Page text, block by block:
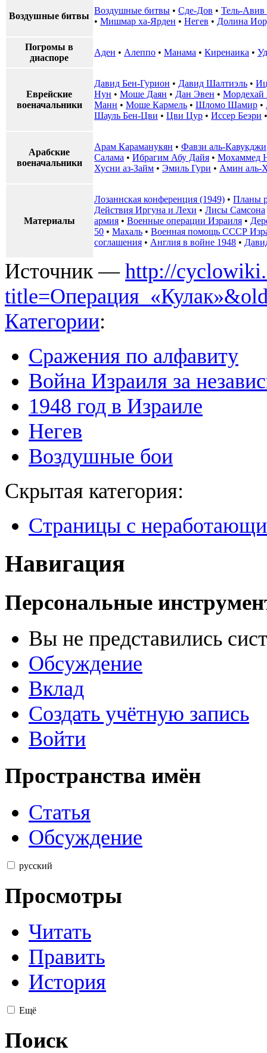
Воздушные битвы
Воздушные битвы • Сде-Дов • Тель-Авив
• Мишмар ха-Ярден • Негев • Долина
Погромы в
диаспоре
Аден • Алеппо • Манама • Киренаика •
Еврейские
военачальники
Давид Бен-Гурион • Давид Шалтиэль •
Нун • Моше Даян • Дан Эвен • Мордехай
Манн • Моше Кармель • Шломо Шамир •
Шауль Бен-Цви • Цви Цур • Иссер Беэри
Арабские
военачальники
Арам Караманукян • Фавзи аль-Кавукджи
Салама • Ибрагим Абу Дайя • Мохаммед
Хусни аз-Займ • Эмиль Гури • Амин аль-
Материалы
Лозаннская конференция (1949) • Планы
Действия Иргуна и Лехи • Лисы Самсона
армия • Военные операции Израиля •
50 • Махаль • Военная помощь СССР
соглашения • Англия в войне 1948 •
Источник — http://
Категории:
Сражения по алфавиту
Война Израиля за
1948 год в Израиле
Негев
Воздушные бои
Скрытая категория:
Страницы с
Навигация
Персональные
Вы не представились
Обсуждение
Вклад
Создать учётную запись
Войти
Пространства имён
Статья
Обсуждение
русский
Просмотры
Читать
Править
История
Ещё
Поиск